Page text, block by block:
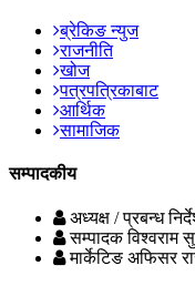
ब्रेकिङ न्युज
राजनीति
खोज
पत्रपत्रिकाबाट
आर्थिक
सामाजिक
सम्पादकीय
अध्यक्ष / प्रबन्ध
सम्पादक विश्वराम
मार्केटिङ अफिसर